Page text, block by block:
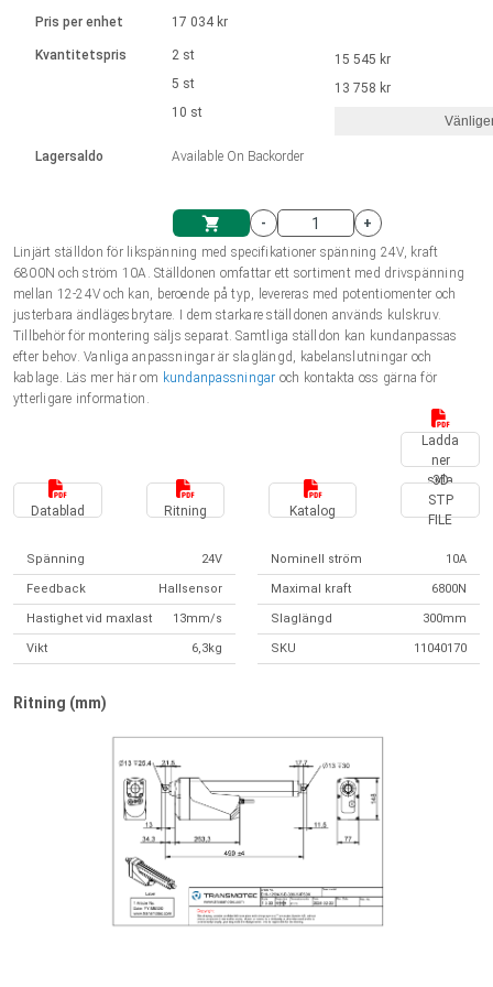
Enhetssystem
Kundkorg
Solenoids
Ø 28-42| 1-1400 rpm | <= 290Ncm
Styrningar borstlösa DC motorer
Styrningar DC motorer
Drivsteg 2-6 A
Synkrona-Asynkrona | för 1-4 ställdon
Synkrona-Asynkrona | för 1-4 ställdon
Français (EUR)
Polski (EUR)
Norsk (NOK)
Suomi (EUR)
Pris per enhet
Kvantitetspris
Lagersaldo
17 034 kr
2 st
5 st
10 st
Available On Backorder
15 545 kr
13 758 kr
-
+
Linjärt ställdon för likspänning med specifikationer spänning 24V, kraft
6800N och ström 10A. Ställdonen omfattar ett sortiment med drivspänning
mellan 12-24V och kan, beroende på typ, levereras med potentiomenter och
justerbara ändlägesbrytare. I dem starkare ställdonen används kulskruv.
Tillbehör för montering säljs separat. Samtliga ställdon kan kundanpassas
efter behov. Vanliga anpassningar är slaglängd, kabelanslutningar och
kablage. Läs mer här om kundanpassningar och kontakta oss gärna för
ytterligare information.
Ladda
ner
sida
Datablad
Ritning Katalog
3D
STP
FILE
Spänning 24V Nominell ström 10A
Feedback Hallsensor Maximal kraft 6800N
Hastighet vid maxlast 13mm/s Slaglängd 300mm
Vikt 6,3kg SKU 11040170
Ritning (mm)